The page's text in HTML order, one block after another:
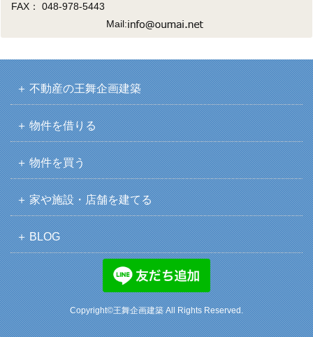
FAX： 048-978-5443
Mail:
不動産の王舞企画建築
物件を借りる
物件を買う
家や施設・店舗を建てる
BLOG
Copyright©王舞企画建築 All Rights Reserved.